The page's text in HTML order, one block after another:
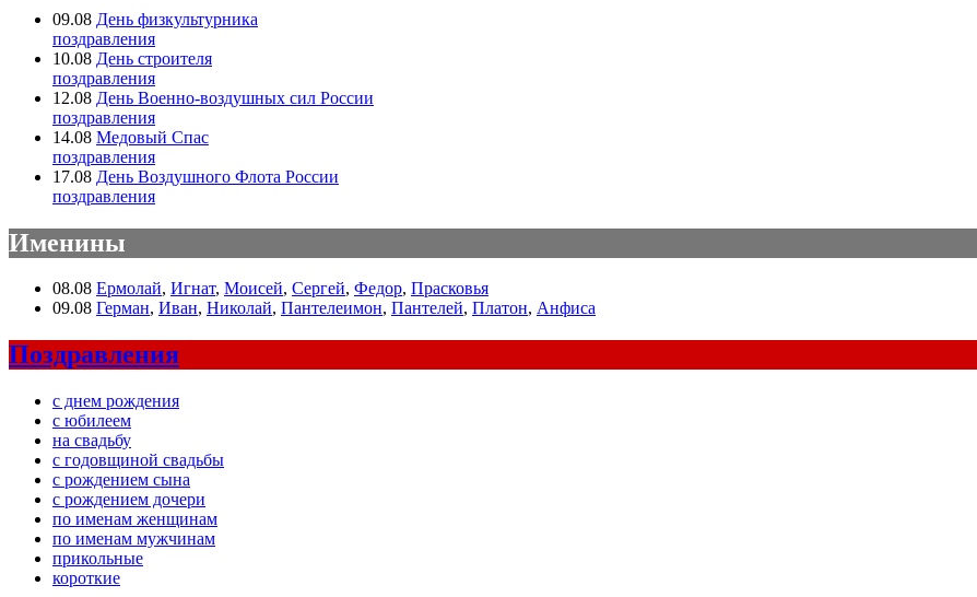
09.08 День физкультурника
поздравления
10.08 День строителя
поздравления
12.08 День Военно-воздушных сил России
поздравления
14.08 Медовый Спас
поздравления
17.08 День Воздушного Флота России
поздравления
Именины
08.08 Ермолай, Игнат, Моисей, Сергей, Федор, Прасковья
09.08 Герман, Иван, Николай, Пантелеимон, Пантелей, Платон, Анфиса
Поздравления
с днем рождения
с юбилеем
на свадьбу
с годовщиной свадьбы
с рождением сына
с рождением дочери
по именам женщинам
по именам мужчинам
прикольные
короткие